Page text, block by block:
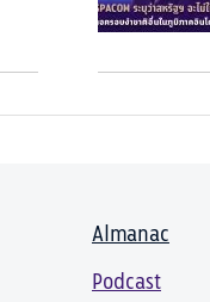
Almanac
Podcast